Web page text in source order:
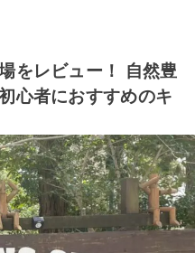
をレビュー！ 自然豊
心者におすすめのキ